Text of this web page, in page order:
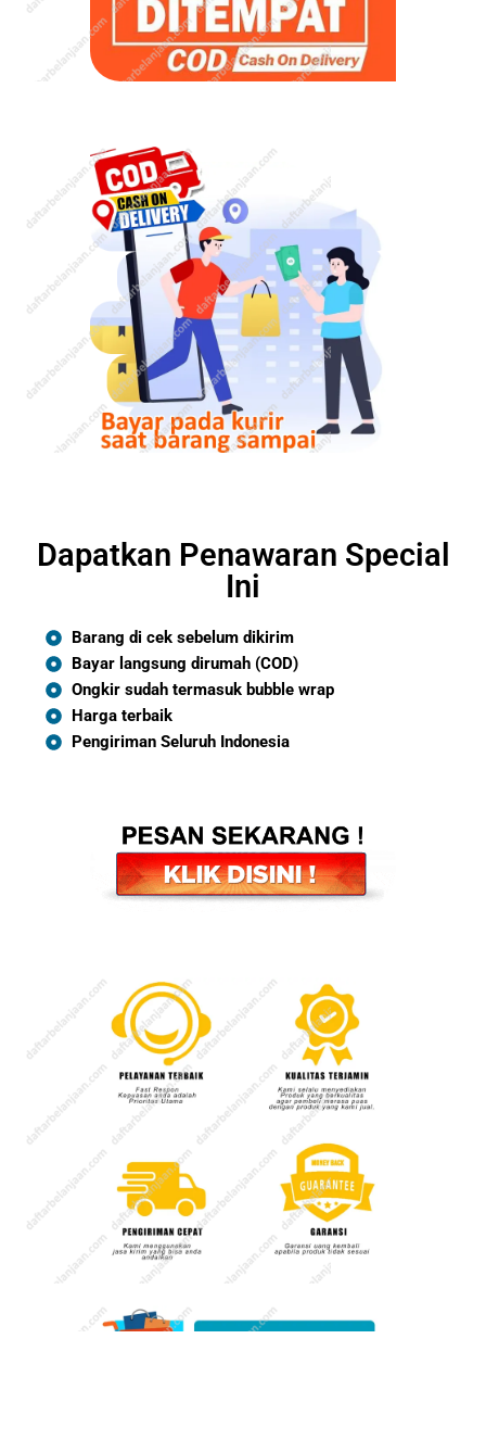
Dapatkan Penawaran Special
Ini
Barang di cek sebelum dikirim
Bayar langsung dirumah (COD)
Ongkir sudah termasuk bubble wrap
Harga terbaik
Pengiriman Seluruh Indonesia